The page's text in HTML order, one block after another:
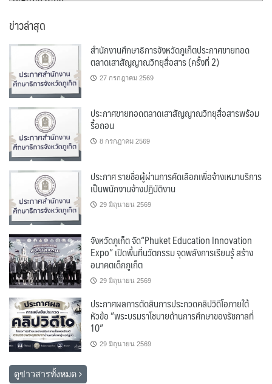
ข่าวล่าสุด
สำนักงานศึกษาธิการจังหวัดภูเก็ตประกาศขายทอด
ตลาดเสาสัญญาณวิทยุสื่อสาร (ครั้งที่ 2)
27 กรกฎาคม 2569
ประกาศขายทอดตลาดเสาสัญญาณวิทยุสื่อสารพร้อม
รื้อถอน
8 กรกฎาคม 2569
ประกาศ รายชื่อผู้ผ่านการคัดเลือกเพื่อจ้างเหมาบริการ
เป็นพนักงานจ้างปฏิบัติงาน
29 มิถุนายน 2569
จังหวัดภูเก็ต จัด“Phuket Education Innovation
Expo” เปิดพื้นที่นวัตกรรม จุดพลังการเรียนรู้ สร้าง
อนาคตเด็กภูเก็ต
29 มิถุนายน 2569
ประกาศผลการตัดสินการประกวดคลิปวิดีโอภายใต้
หัวข้อ “พระบรมราโชบายด้านการศึกษาของรัชกาลที่
10”
29 มิถุนายน 2569
ดูข่าวสารทั้งหมด